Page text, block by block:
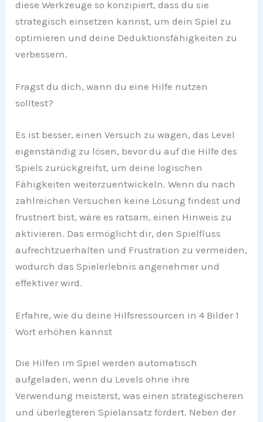
diese Werkzeuge so konzipiert, dass du sie
strategisch einsetzen kannst, um dein Spiel zu
optimieren und deine Deduktionsfähigkeiten zu
verbessern.
Fragst du dich, wann du eine Hilfe nutzen
solltest?
Es ist besser, einen Versuch zu wagen, das Level
eigenständig zu lösen, bevor du auf die Hilfe des
Spiels zurückgreifst, um deine logischen
Fähigkeiten weiterzuentwickeln. Wenn du nach
zahlreichen Versuchen keine Lösung findest und
frustriert bist, wäre es ratsam, einen Hinweis zu
aktivieren. Das ermöglicht dir, den Spielfluss
aufrechtzuerhalten und Frustration zu vermeiden,
wodurch das Spielerlebnis angenehmer und
effektiver wird.
Erfahre, wie du deine Hilfsressourcen in 4 Bilder 1
Wort erhöhen kannst
Die Hilfen im Spiel werden automatisch
aufgeladen, wenn du Levels ohne ihre
Verwendung meisterst, was einen strategischeren
und überlegteren Spielansatz fördert. Neben der